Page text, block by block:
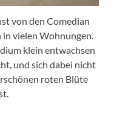
von den Comedian
vielen Wohnungen.
klein entwachsen
und sich dabei nicht
roten Blüte